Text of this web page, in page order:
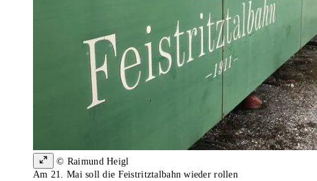
© Raimund Heigl
Am 21. Mai soll die Feistritztalbahn wieder rollen